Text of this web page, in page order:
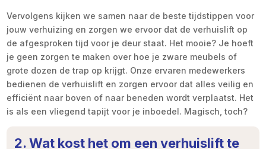
Vervolgens kijken we samen naar de beste tijdstippen voor
jouw verhuizing en zorgen we ervoor dat de verhuislift op
de afgesproken tijd voor je deur staat. Het mooie? Je hoeft
je geen zorgen te maken over hoe je zware meubels of
grote dozen de trap op krijgt. Onze ervaren medewerkers
bedienen de verhuislift en zorgen ervoor dat alles veilig en
efficiënt naar boven of naar beneden wordt verplaatst. Het
is als een vliegend tapijt voor je inboedel. Magisch, toch?
2. Wat kost het om een verhuislift te